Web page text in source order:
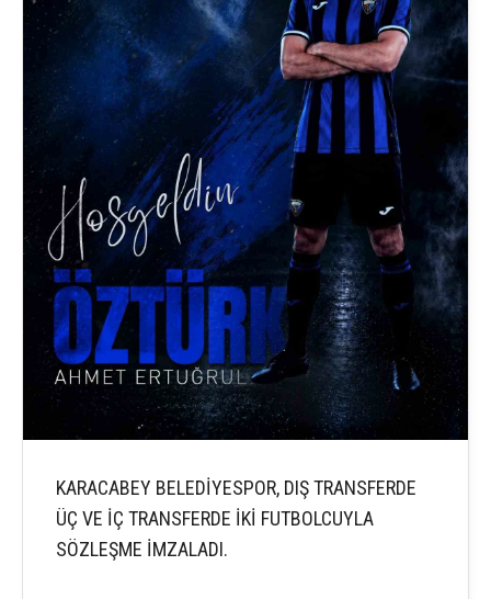
KARACABEY BELEDİYESPOR, DIŞ TRANSFERDE
ÜÇ VE İÇ TRANSFERDE İKİ FUTBOLCUYLA
SÖZLEŞME İMZALADI.